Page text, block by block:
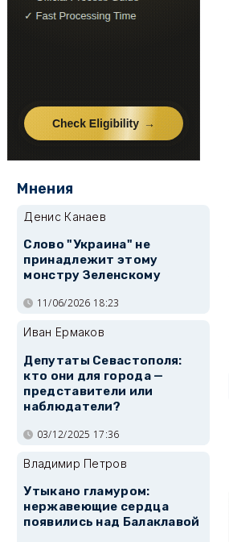
Мнения
Денис Канаев
Слово "Украина" не
принадлежит этому
монстру Зеленскому
11/06/2026 18:23
Иван Ермаков
Депутаты Севастополя:
кто они для города —
представители или
наблюдатели?
03/12/2025 17:36
Владимир Петров
Утыкано гламуром:
нержавеющие сердца
появились над Балаклавой